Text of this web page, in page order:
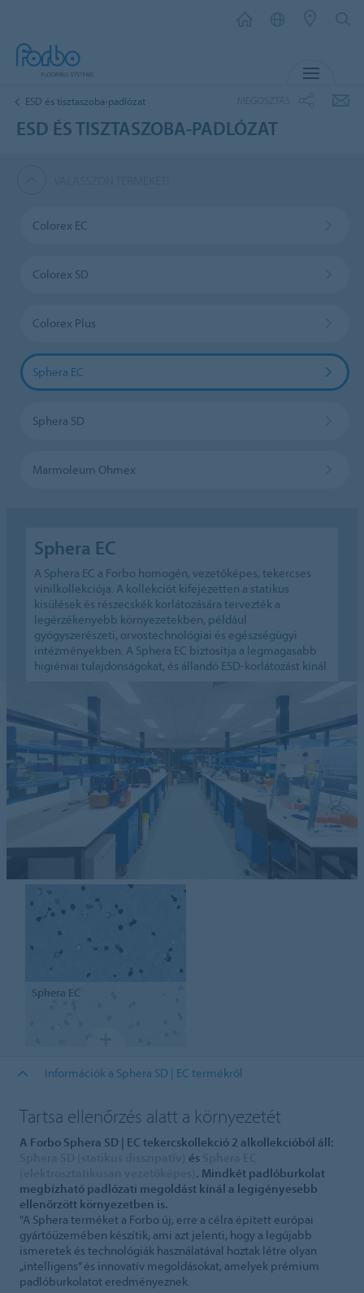
ESD és tisztaszoba-padlózat
ESD ÉS TISZTASZOBA-PADLÓZAT
Colorex EC
Colorex SD
Colorex Plus
Sphera EC
Sphera SD
Marmoleum Ohmex
Sphera EC
A Sphera EC a Forbo homogén, vezetőképes, tekercses
vinilkollekciója. A kollekciót kifejezetten a statikus
kisülések és részecskék korlátozására tervezték a
legérzékenyebb környezetekben, például
gyógyszerészeti, orvostechnológiai és egészségügyi
intézményekben. A Sphera EC biztosítja a legmagasabb
higiéniai tulajdonságokat, és állandó ESD-korlátozást kínál.
Sphera EC
Információk a Sphera SD | EC termékről
Tartsa ellenőrzés alatt a környezetét
A Forbo Sphera SD | EC tekercskollekció 2 alkollekcióból áll:
és
. Mindkét padlóburkolat
megbízható padlózati megoldást kínál a legigényesebb
ellenőrzött környezetben is.
"A Sphera terméket a Forbo új, erre a célra épített európai
gyártóüzemében készítik, ami azt jelenti, hogy a legújabb
ismeretek és technológiák használatával hoztak létre olyan
„intelligens” és innovatív megoldásokat, amelyek prémium
padlóburkolatot eredményeznek.